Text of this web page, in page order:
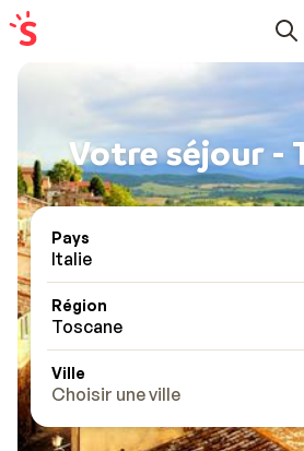
Votre séjour -
Pays
Italie
Région
Toscane
Ville
Choisir une ville